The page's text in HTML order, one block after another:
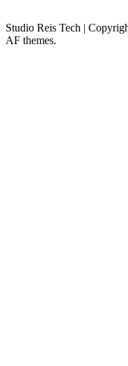
Studio Reis Tech |
AF themes.